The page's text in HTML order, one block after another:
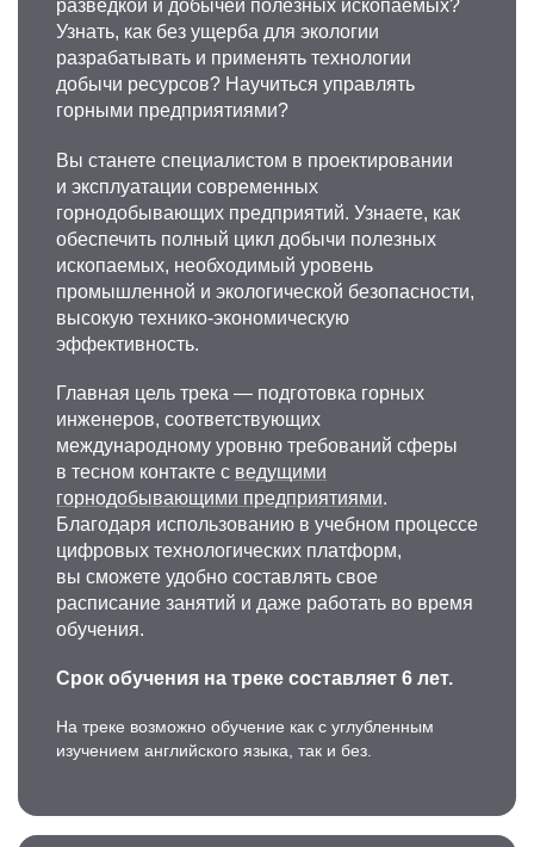
разведкой и добычей полезных ископаемых?
Узнать, как без ущерба для экологии
разрабатывать и применять технологии
добычи ресурсов? Научиться управлять
горными предприятиями?
Вы станете специалистом в проектировании
и эксплуатации современных
горнодобывающих предприятий. Узнаете, как
обеспечить полный цикл добычи полезных
ископаемых, необходимый уровень
промышленной и экологической безопасности,
высокую технико-экономическую
эффективность.
Главная цель трека — подготовка горных
инженеров, соответствующих
международному уровню требований сферы
в тесном контакте с ведущими
горнодобывающими предприятиями.
Благодаря использованию в учебном процессе
цифровых технологических платформ,
вы сможете удобно составлять свое
расписание занятий и даже работать во время
обучения.
Срок обучения на треке составляет 6 лет.
На треке возможно обучение как с углубленным
изучением английского языка, так и без.